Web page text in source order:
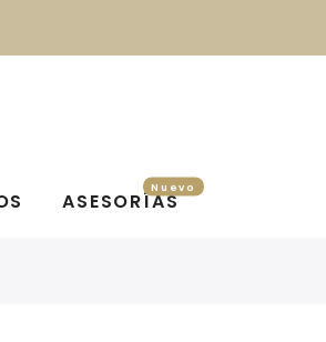
ASESORÍAS
Nuevo